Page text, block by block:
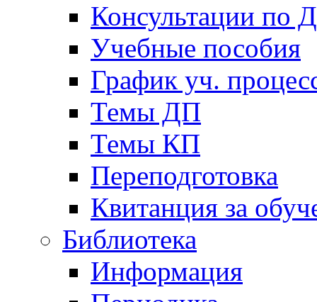
Консультации по
Учебные пособия
График уч.
Темы ДП
Темы КП
Переподготовка
Квитанция за
Библиотека
Информация